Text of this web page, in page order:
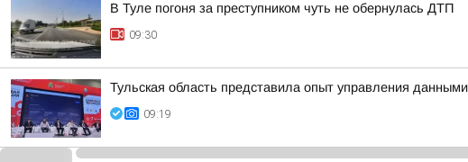
В Туле погоня за преступником чуть не обернулась ДТП
09:30
Тульская область представила опыт управления
09:19